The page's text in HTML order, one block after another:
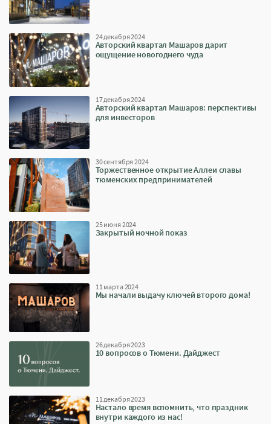
24 декабря 2024
Авторский квартал Машаров дарит
ощущение новогоднего чуда
17 декабря 2024
Авторский квартал Машаров: перспективы
для инвесторов
30 сентября 2024
Торжественное открытие Аллеи славы
тюменских предпринимателей
25 июня 2024
Закрытый ночной показ
11 марта 2024
Мы начали выдачу ключей второго дома!
26 декабря 2023
10 вопросов о Тюмени. Дайджест
11 декабря 2023
Настало время вспомнить, что праздник
внутри каждого из нас!